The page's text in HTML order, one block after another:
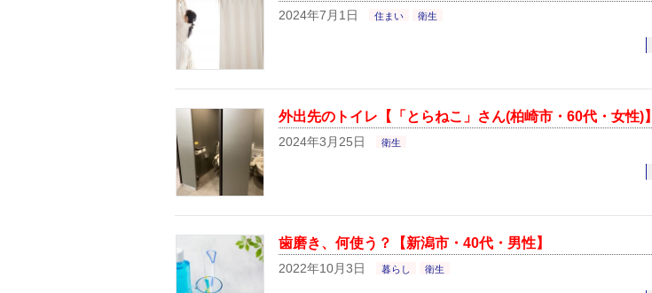
2024年7月1日 住まい 衛生
外出先のトイレ【「とらねこ」さん(柏崎市・60代・女性)】
2024年3月25日 衛生
歯磨き、何使う？【新潟市・40代・男性】
2022年10月3日 暮らし 衛生